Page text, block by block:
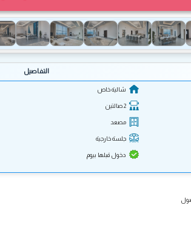
التفاصيل
شالية خاص
2 صالتين
مصعد
جلسة خارجية
دخول قبلها بيوم